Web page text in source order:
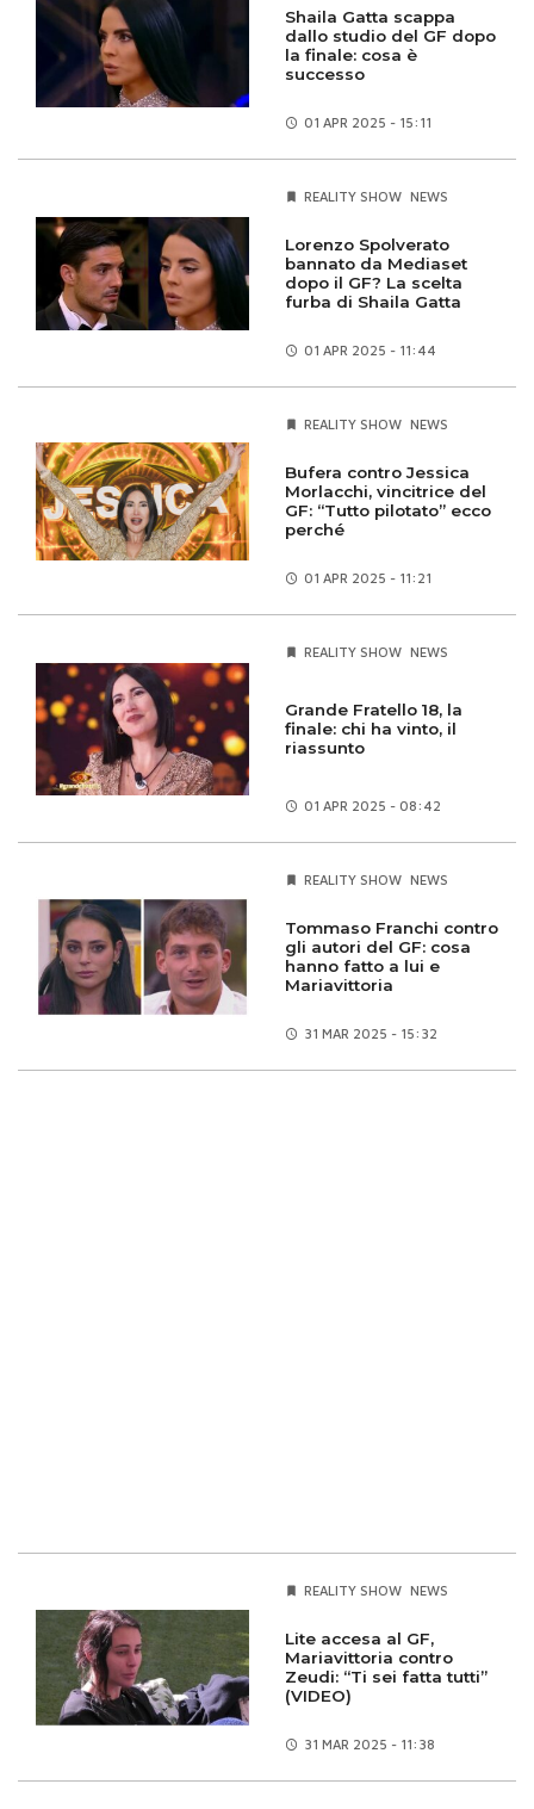
Shaila Gatta scappa
dallo studio del GF dopo
la finale: cosa è
successo
01 APR 2025 - 15:11
REALITY SHOW NEWS
Lorenzo Spolverato
bannato da Mediaset
dopo il GF? La scelta
furba di Shaila Gatta
01 APR 2025 - 11:44
REALITY SHOW NEWS
Bufera contro Jessica
Morlacchi, vincitrice del
GF: “Tutto pilotato” ecco
perché
01 APR 2025 - 11:21
REALITY SHOW NEWS
Grande Fratello 18, la
finale: chi ha vinto, il
riassunto
01 APR 2025 - 08:42
REALITY SHOW NEWS
Tommaso Franchi contro
gli autori del GF: cosa
hanno fatto a lui e
Mariavittoria
31 MAR 2025 - 15:32
REALITY SHOW NEWS
Lite accesa al GF,
Mariavittoria contro
Zeudi: “Ti sei fatta tutti”
(VIDEO)
31 MAR 2025 - 11:38